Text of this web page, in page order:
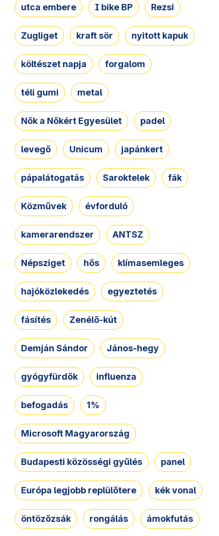
utca embere I bike BP Rezsi
Zugliget kraft sör nyitott kapuk
költészet napja forgalom
téli gumi metal
Nők a Nőkért Egyesület padel
levegő Unicum japánkert
pápalátogatás Saroktelek fák
Közművek évforduló
kamerarendszer ANTSZ
Népsziget hős klímasemleges
hajóközlekedés egyeztetés
fásítés Zenélő-kút
Demján Sándor János-hegy
gyógyfürdők influenza
befogadás 1%
Microsoft Magyarország
Budapesti közösségi gyűlés panel
Európa legjobb replülőtere kék vonal
öntözőzsák rongálás ámokfutás